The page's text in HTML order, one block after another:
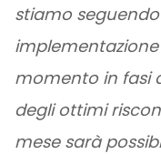
stiamo
momento in fasi
degli ottimi
mese sarà